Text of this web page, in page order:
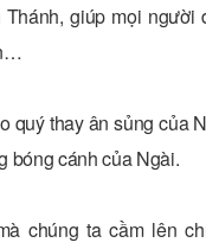
giúp mọi người
quý thay ân sủng của
bóng cánh của Ngài.
chúng ta cầm lên